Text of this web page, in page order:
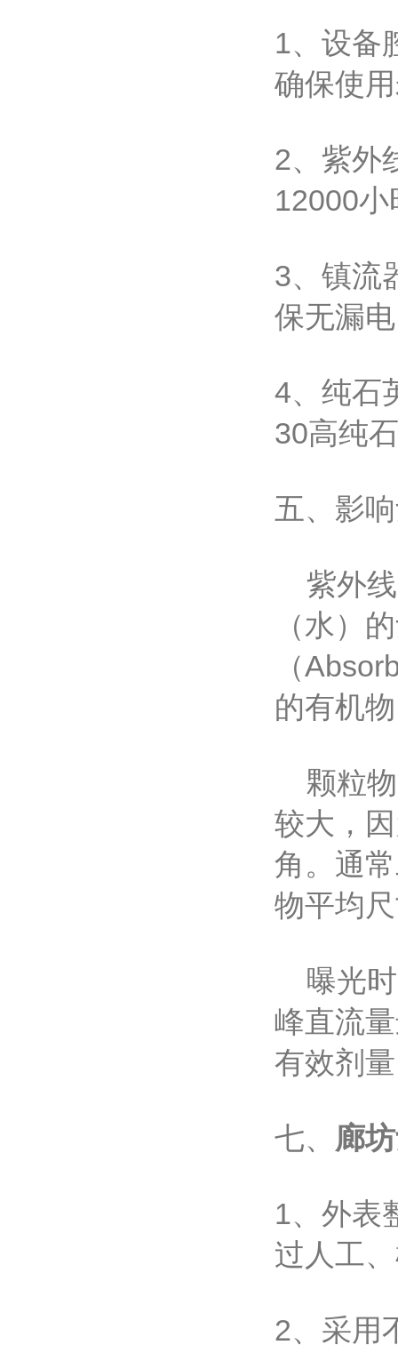
1、设备
确保使
2、紫外
12000
3、镇流
保无漏
4、纯石
30高纯
五、影
紫外线
（水）
（
的有机
颗粒物
较大，
角。通
物平均
曝光时
峰直流
有效剂量
七、 廊
1、外表
过人工
2、采用